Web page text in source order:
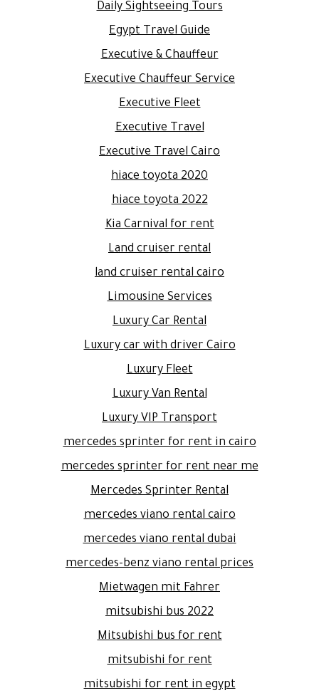
Daily Sightseeing Tours
Egypt Travel Guide
Executive & Chauffeur
Executive Chauffeur Service
Executive Fleet
Executive Travel
Executive Travel Cairo
hiace toyota 2020
hiace toyota 2022
Kia Carnival for rent
Land cruiser rental
land cruiser rental cairo
Limousine Services
Luxury Car Rental
Luxury car with driver Cairo
Luxury Fleet
Luxury Van Rental
Luxury VIP Transport
mercedes sprinter for rent in cairo
mercedes sprinter for rent near me
Mercedes Sprinter Rental
mercedes viano rental cairo
mercedes viano rental dubai
mercedes-benz viano rental prices
Mietwagen mit Fahrer
mitsubishi bus 2022
Mitsubishi bus for rent
mitsubishi for rent
mitsubishi for rent in egypt